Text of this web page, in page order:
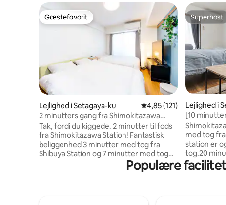
Gæstefavorit
Gæstefavorit
Lejlighed i Setagaya-ku 4,85 ud af 5 i
4,85 (121)
2 minutters gang fra Shimokitazawa
Station! Shinjuku 7 minutter, Shibuya 3
minutter! Afslappende værelse med 2
dobbeltsenge
Tak, fordi du kiggede. 2 minutter til fods
fra Shimokitazawa Station! Fantastisk
beliggenhed 3 minutter med tog fra
Shibuya Station og 7 minutter med tog
fra Shinjuku Station! Rummeligt 30 %
{smart Studio Natural Tasting Room.5F-
Superhost
Superhost
Lejlighed i
[10
minutter til
med tog
station er
tog.20
Beliggende
Populære